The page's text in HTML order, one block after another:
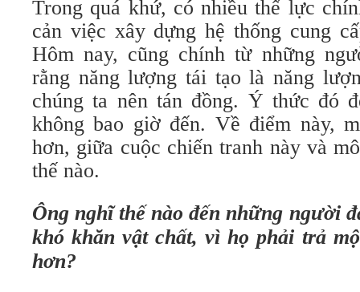
Trong quá khứ, có nhiều thế lực
cản việc xây dựng hệ thống cung
Hôm nay, cũng chính từ những
rằng năng lượng tái tạo là năng
chúng ta nên tán đồng. Ý thức đó
không bao giờ đến. Về điểm này,
hơn, giữa cuộc chiến tranh này và
thế nào.
Ông nghĩ thế nào đến những người
khó khăn vật chất, vì họ phải trả
hơn?